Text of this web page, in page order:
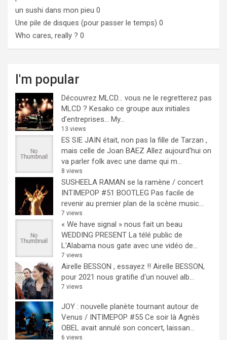
un sushi dans mon pieu 0
Une pile de disques (pour passer le temps) 0
Who cares, really ? 0
I'm popular
Découvrez MLCD… vous ne le regretterez pas
MLCD ? Kesako ce groupe aux initiales
d’entreprises… My...
13 views
ES SIE JAIN était, non pas la fille de Tarzan ,
mais celle de Joan BAEZ Allez aujourd'hui on
va parler folk avec une dame qui m...
8 views
SUSHEELA RAMAN se la ramène / concert
INTIMEPOP #51 BOOTLEG Pas facile de
revenir au premier plan de la scène music...
7 views
« We have signal » nous fait un beau
WEDDING PRESENT La télé public de
L'Alabama nous gate avec une vidéo de...
7 views
Airelle BESSON , essayez !! Airelle BESSON,
pour 2021 nous gratifie d'un nouvel alb...
7 views
JOY : nouvelle planète tournant autour de
Venus / INTIMEPOP #55 Ce soir là Agnès
OBEL avait annulé son concert, laissan...
6 views